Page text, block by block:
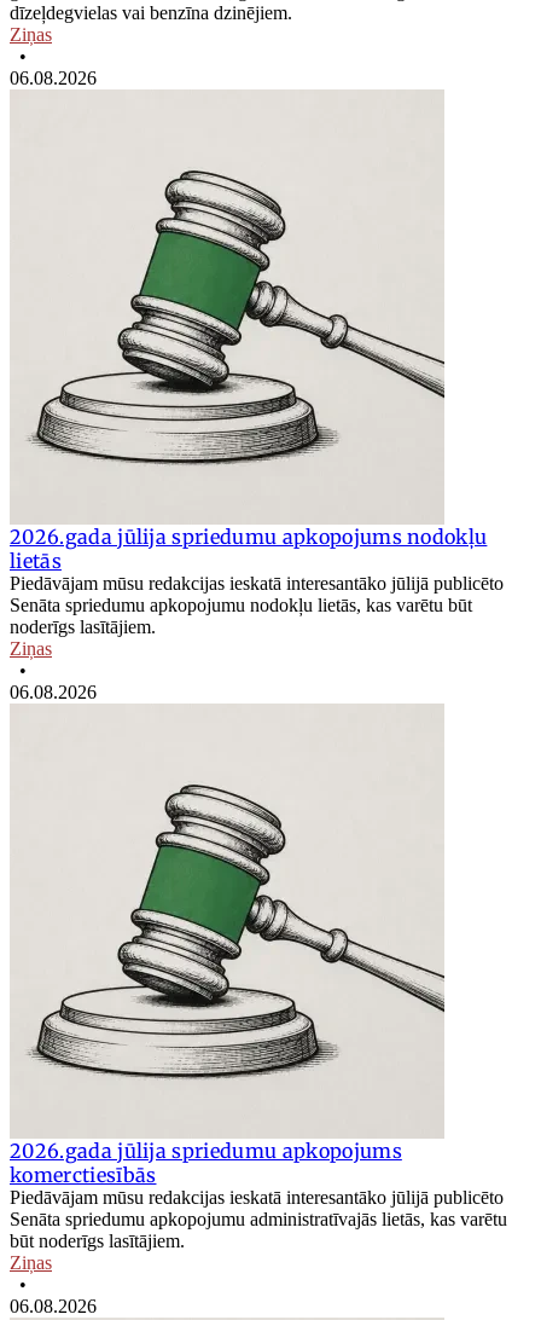
dīzeļdegvielas vai benzīna dzinējiem.
Ziņas
•
06.08.2026
2026.gada jūlija spriedumu apkopojums nodokļu
lietās
Piedāvājam mūsu redakcijas ieskatā interesantāko jūlijā publicēto
Senāta spriedumu apkopojumu nodokļu lietās, kas varētu būt
noderīgs lasītājiem.
Ziņas
•
06.08.2026
2026.gada jūlija spriedumu apkopojums
komerctiesībās
Piedāvājam mūsu redakcijas ieskatā interesantāko jūlijā publicēto
Senāta spriedumu apkopojumu administratīvajās lietās, kas varētu
būt noderīgs lasītājiem.
Ziņas
•
06.08.2026